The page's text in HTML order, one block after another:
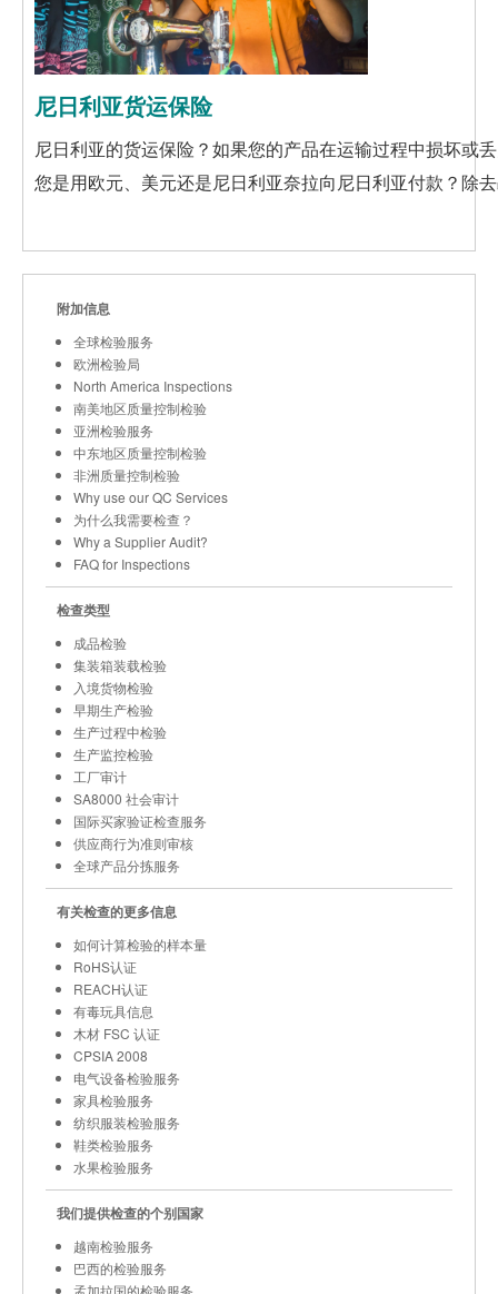
尼日利亚货运保险
尼日利亚的货运保险？如果您的产品在运输过程中损坏或
您是用欧元、美元还是尼日利亚奈拉向尼日利亚付款？除
附加信息
全球检验服务
欧洲检验局
North America Inspections
南美地区质量控制检验
亚洲检验服务
中东地区质量控制检验
非洲质量控制检验
Why use our QC Services
为什么我需要检查？
Why a Supplier Audit?
FAQ for Inspections
检查类型
成品检验
集装箱装载检验
入境货物检验
早期生产检验
生产过程中检验
生产监控检验
工厂审计
SA8000 社会审计
国际买家验证检查服务
供应商行为准则审核
全球产品分拣服务
有关检查的更多信息
如何计算检验的样本量
RoHS认证
REACH认证
有毒玩具信息
木材 FSC 认证
CPSIA 2008
电气设备检验服务
家具检验服务
纺织服装检验服务
鞋类检验服务
水果检验服务
我们提供检查的个别国家
越南检验服务
巴西的检验服务
孟加拉国的检验服务